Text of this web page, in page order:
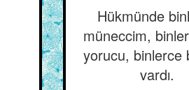
Hükmünde
müneccim,
yorucu, binlerce
vardı.